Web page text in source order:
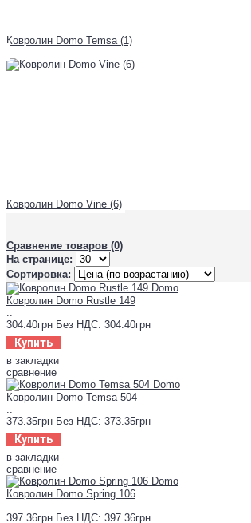
Ковролин Domo Temsa (1)
Ковролин Domo Vine (6)
Сравнение товаров (0)
На странице:
Сортировка:
Ковролин Domo Rustle 149
..
304.40грн Без НДС: 304.40грн
Купить
в закладки
сравнение
Ковролин Domo Temsa 504
..
373.35грн Без НДС: 373.35грн
Купить
в закладки
сравнение
Ковролин Domo Spring 106
..
397.36грн Без НДС: 397.36грн